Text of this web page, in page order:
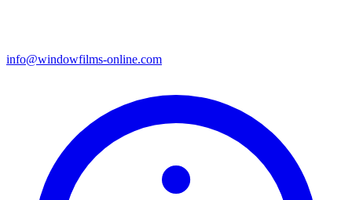
info@windowfilms-online.com